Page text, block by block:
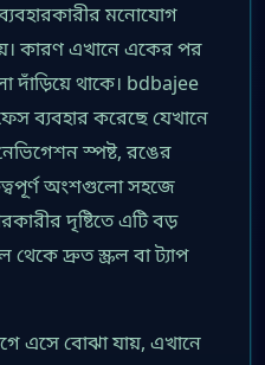
মনোযোগ
কারণ এখানে একের পর
দাঁড়িয়ে থাকে। bdbajee
ব্যবহার করেছে যেখানে
স্পষ্ট, রঙের
অংশগুলো সহজে
দৃষ্টিতে এটি বড়
দ্রুত স্ক্রল বা ট্যাপ
এসে বোঝা যায়, এখানে